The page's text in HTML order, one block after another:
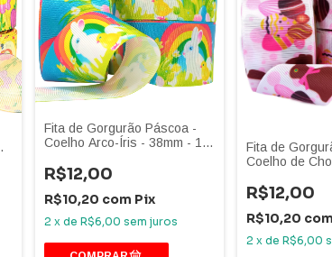
Fita de Gorgurão Páscoa -
Coelho Arco-Íris - 38mm - 10
R$12,00
R$10,20 com Pix
2 xdeR$6,00 sem juros
Fita de
Coelho de
R$12,00
R$10,20 com
2 x de R$6,00